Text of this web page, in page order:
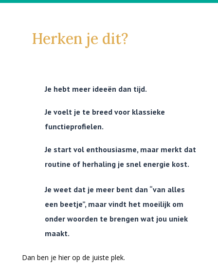
Herken je dit?
Je hebt meer ideeën dan tijd.
Je voelt je te breed voor klassieke
functieprofielen.
Je start vol enthousiasme, maar merkt dat
routine of herhaling je snel energie kost.
Je weet dat je meer bent dan “van alles
een beetje”, maar vindt het moeilijk om
onder woorden te brengen wat jou uniek
maakt.
Dan ben je hier op de juiste plek.